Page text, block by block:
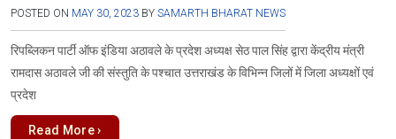
POSTED ON MAY 30, 2023 BY SAMARTH BHARAT NEWS
रिपब्लिकन पार्टी ऑफ इंडिया अठावले के प्रदेश अध्यक्ष सेठ पाल सिंह द्वारा केंद्रीय मंत्री
रामदास अठावले जी की संस्तुति के पश्चात उत्तराखंड के विभिन्न जिलों में जिला अध्यक्षों एवं
प्रदेश
Read More ›